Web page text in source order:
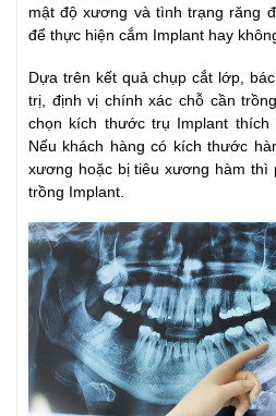
mật độ xương và tình trạng răng
để thực hiện cắm Implant hay
Dựa trên kết quả chụp cắt lớp,
trị, định vị chính xác chỗ cần
chọn kích thước trụ Implant thích
Nếu khách hàng có kích thước
xương hoặc bị tiêu xương hàm thì
trồng Implant.